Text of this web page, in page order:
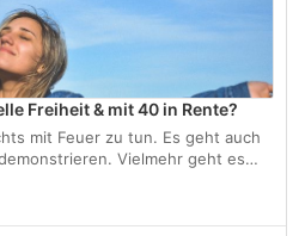
Freiheit & mit 40 in Rente?
mit Feuer zu tun. Es geht auch
Vielmehr geht es
zu erreichen und frühzeitig in
Konzept stammt aus den USA
auf Begeisterung. ...